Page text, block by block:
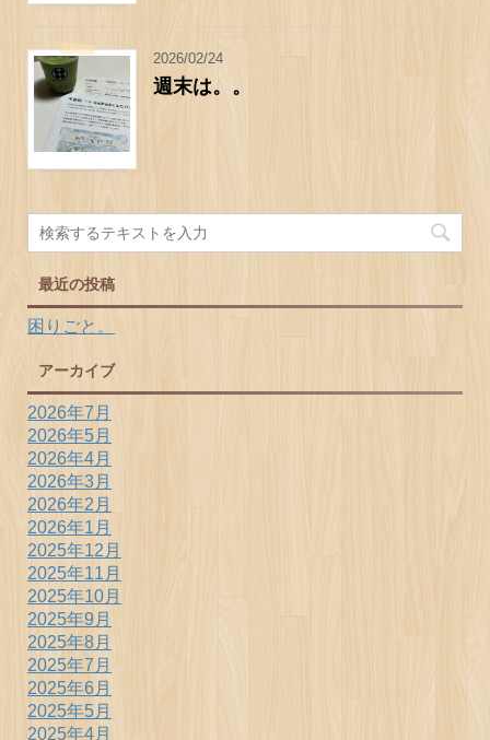
2026/02/24
週末は。。
最近の投稿
困りごと。
アーカイブ
2026年7月
2026年5月
2026年4月
2026年3月
2026年2月
2026年1月
2025年12月
2025年11月
2025年10月
2025年9月
2025年8月
2025年7月
2025年6月
2025年5月
2025年4月